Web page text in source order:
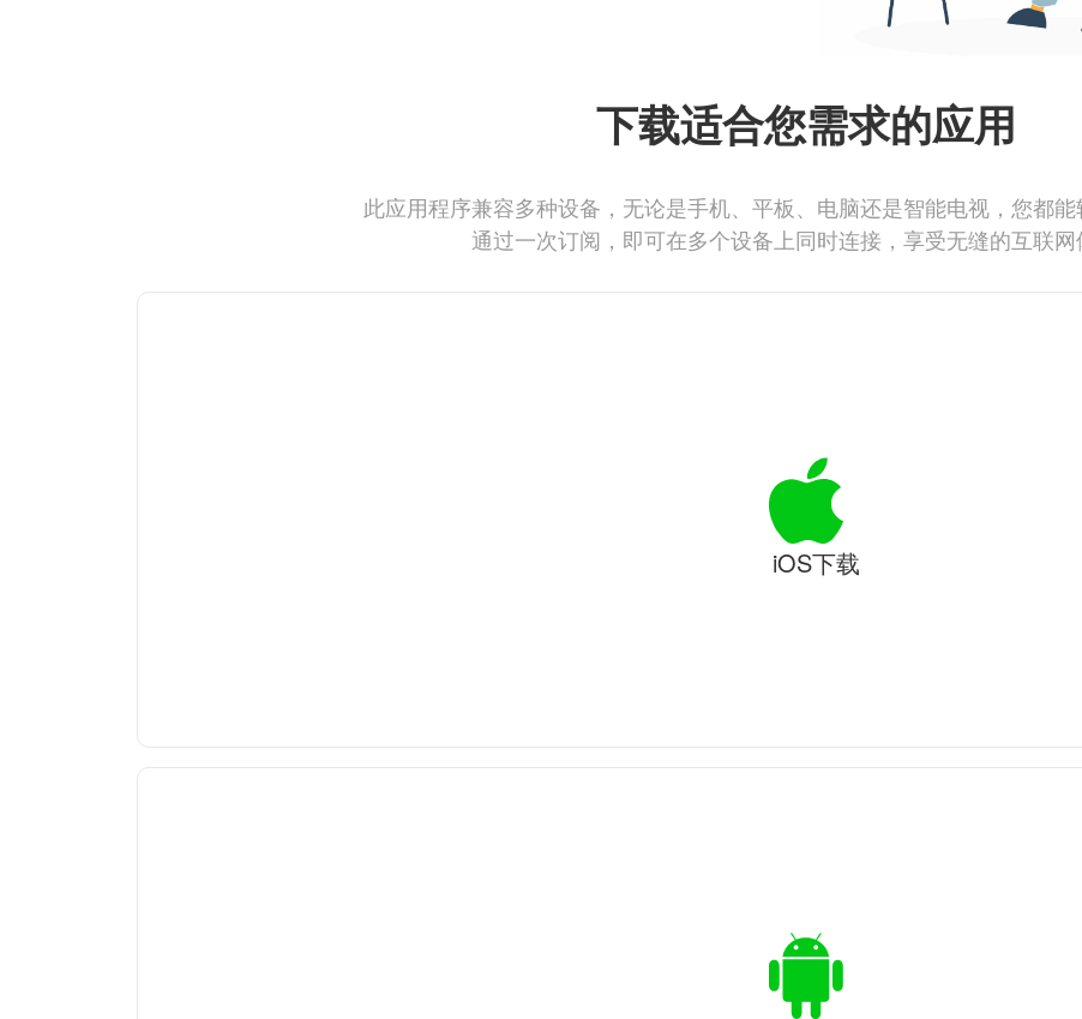
下载适合您需求的应用
此应用程序兼容多种设备，无论是手机、平板、电脑还是智能电视，您都能
通过一次订阅，即可在多个设备上同时连接，享受无缝的互联网
iOS下载